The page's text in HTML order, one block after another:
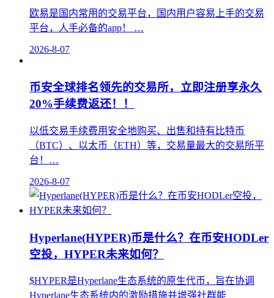
欧易是国内常用的交易平台，国内用户容易上手的交易
平台，人手必备的app！ …
2026-8-07
币安全球排名领先的交易所，立即注册享永久
20%手续费返还！！
以低交易手续费用安全地购买、出售和持有比特币
（BTC）、以太币（ETH）等，交易量最大的交易所平
台！…
2026-8-07
Hyperlane(HYPER)币是什么？在币安HODLer
空投，HYPER未来如何？
$HYPER是Hyperlane生态系统的原生代币，旨在协调
Hyperlane生态系统内的激励措施并增强社群能